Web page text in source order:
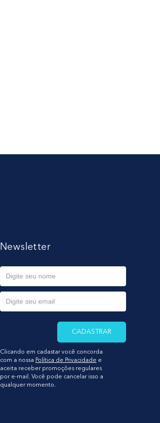
Newsletter
CADASTRAR
Clicando em cadastar você concorda
com a nossa Política de Privacidade e
aceita receber promoções regulares
por e-mail. Você pode cancelar isso a
qualquer momento.